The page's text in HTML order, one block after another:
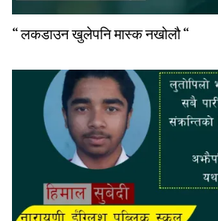
“ लकडाउन खुलेपनि मास्क नखोलौ “